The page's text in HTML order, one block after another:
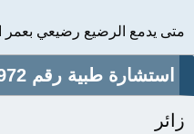
متى يدمع الرضيع رضيعي
استشارة طبية رقم 102972
زائر